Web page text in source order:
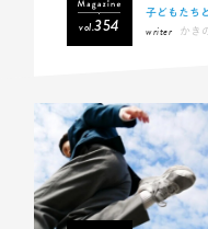
vol.354
子どもたち
writer
かき